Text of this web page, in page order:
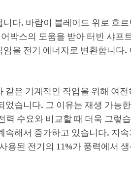
다. 바람이 블레이드 위로 흐
박스의 도움을 받아 터빈 샤프
을 전기 에너지로 변환합니다
은 기계적인 작업을 위해 여
습니다. 그 이유는 재생 가능
수요와 비교할 때 더욱 그렇
속해서 증가하고 있습니다. 지
용된 전기의 11%가 풍력에서